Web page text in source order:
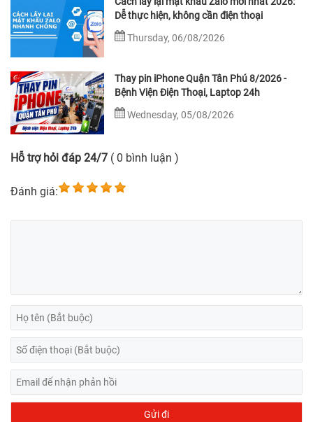
Dễ thực hiện, không cần điện thoại
Thursday, 06/08/2026
Thay pin iPhone Quận Tân Phú 8/2026 -
Bệnh Viện Điện Thoại, Laptop 24h
Wednesday, 05/08/2026
Hỗ trợ hỏi đáp 24/7 ( 0 bình luận )
Đánh giá: